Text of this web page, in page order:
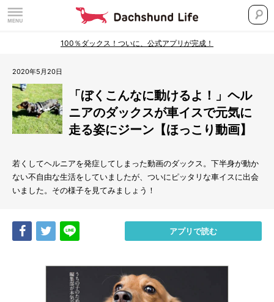
100％ダックス！ついに、公式アプリが完成！
2020年5月20日
「ぼくこんなに動けるよ！」ヘル
ニアのダックスが車イスで元気に
走る姿にジーン【ほっこり動画】
若くしてヘルニアを発症してしまった動画のダックス。下半身が動か
ない不自由な生活をしていましたが、ついにピッタリな車イスに出会
いました。その様子を見てみましょう！
Share Tweet アプリで読む